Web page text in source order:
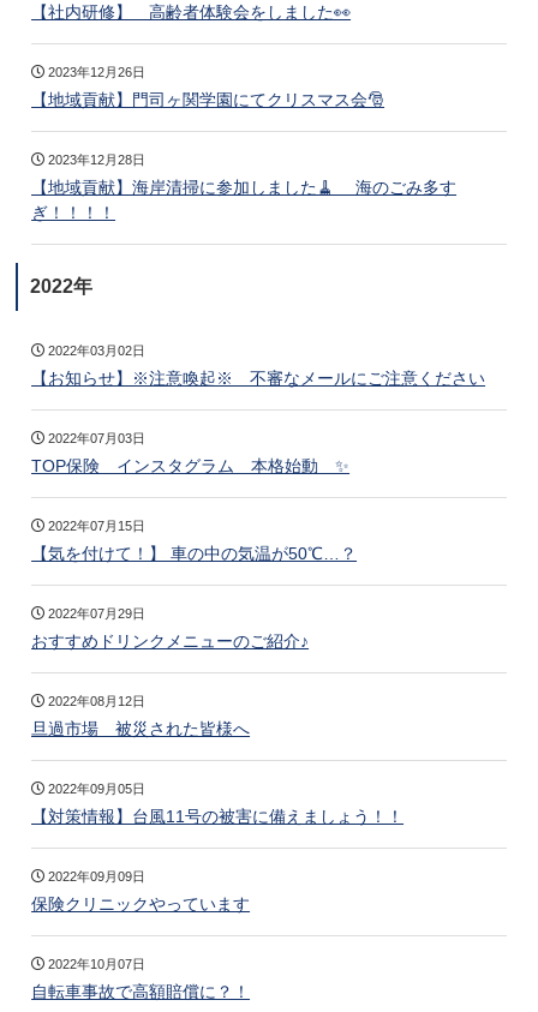
【社内研修】 高齢者体験会をしました👀
2023年12月26日
【地域貢献】門司ヶ関学園にてクリスマス会🎅
2023年12月28日
【地域貢献】海岸清掃に参加しました🧹 海のごみ多す
ぎ！！！！
2022年
2022年03月02日
【お知らせ】※注意喚起※ 不審なメールにご注意ください
2022年07月03日
TOP保険 インスタグラム 本格始動 ✨
2022年07月15日
【気を付けて！】 車の中の気温が50℃…？
2022年07月29日
おすすめドリンクメニューのご紹介♪
2022年08月12日
旦過市場 被災された皆様へ
2022年09月05日
【対策情報】台風11号の被害に備えましょう！！
2022年09月09日
保険クリニックやっています
2022年10月07日
自転車事故で高額賠償に？！